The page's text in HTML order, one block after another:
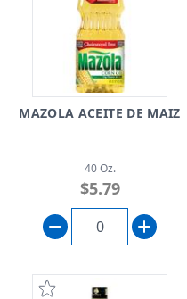
MAZOLA ACEITE DE MAIZ
40 Oz.
$5.79